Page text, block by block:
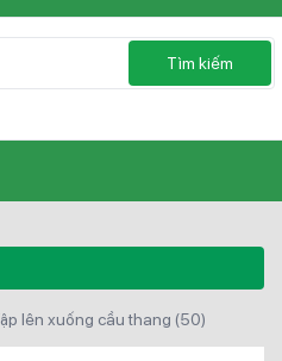
Tìm kiếm
tập lên xuống cầu thang (50)